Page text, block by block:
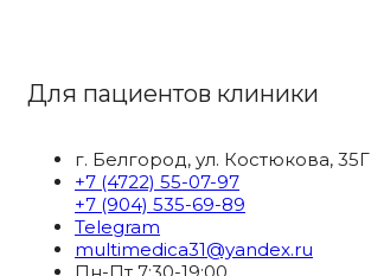
Для пациентов клиники
г. Белгород, ул. Костюкова, 35Г
+7 (4722) 55-07-97
+7 (904) 535-69-89
Telegram
multimedica31@yandex.ru